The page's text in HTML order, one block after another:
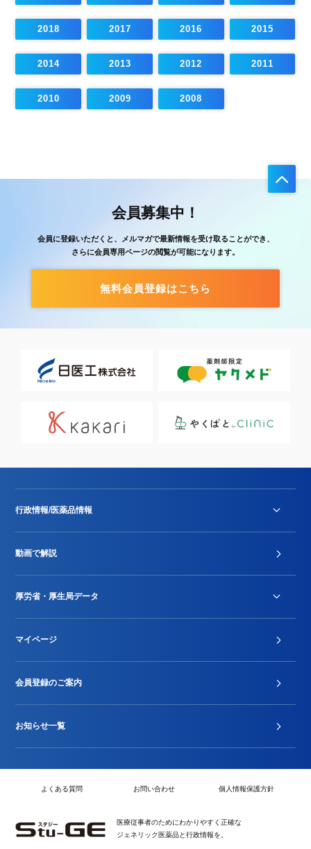
2018 2017 2016 2015
2014 2013 2012 2011
2010 2009 2008
会員募集中！
会員に登録いただくと、メルマガで最新情報を受け取ることができ、
さらに会員専用ページの閲覧が可能になります。
無料会員登録はこちら
行政情報/医薬品情報
Stu-GEレポート
動画で解説
厚労省・厚生局データ
2024年度新設項目届出状況
マイページ
会員登録のご案内
お知らせ一覧
よくある質問 お問い合わせ 個人情報保護方針
医療従事者のためにわかりやすく正確な
ジェネリック医薬品と行政情報を。